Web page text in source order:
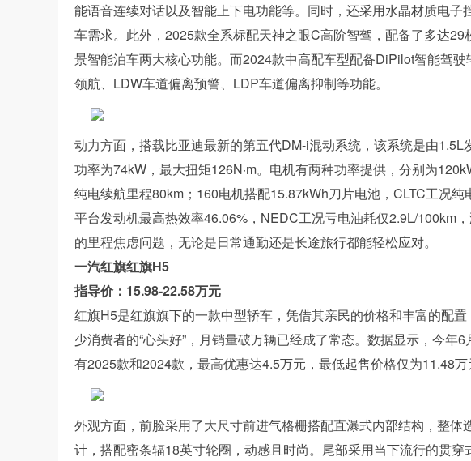
能语音连续对话以及智能上下电功能等。同时，还采用水晶材质电
车需求。此外，2025款全系标配天神之眼C高阶智驾，配备了多达
景智能泊车两大核心功能。而2024款中高配车型配备DiPilot智能驾
领航、LDW车道偏离预警、LDP车道偏离抑制等功能。
动力方面，搭载比亚迪最新的第五代DM-i混动系统，该系统是由
功率为74kW，最大扭矩126N·m。电机有两种功率提供，分别为
纯电续航里程80km；160电机搭配15.87kWh刀片电池，CLTC工况
平台发动机最高热效率46.06%，NEDC工况亏电油耗仅2.9L/100km
的里程焦虑问题，‌无论是日常通勤还是长途旅行都能轻松应对。
一汽红旗红旗H5
指导价：15.98-22.58万元
红旗H5是红旗旗下的一款中型轿车，凭借其亲民的价格和丰富的配
少消费者的“心头好”，月销量破万辆已经成了常态。数据显示，今年
有2025款和2024款，最高优惠达4.5万元，最低起售价格仅为11.48万
外观方面，前脸采用了大尺寸前进气格栅搭配直瀑式内部结构，整
计，搭配密条辐18英寸轮圈，动感且时尚。尾部采用当下流行的贯穿